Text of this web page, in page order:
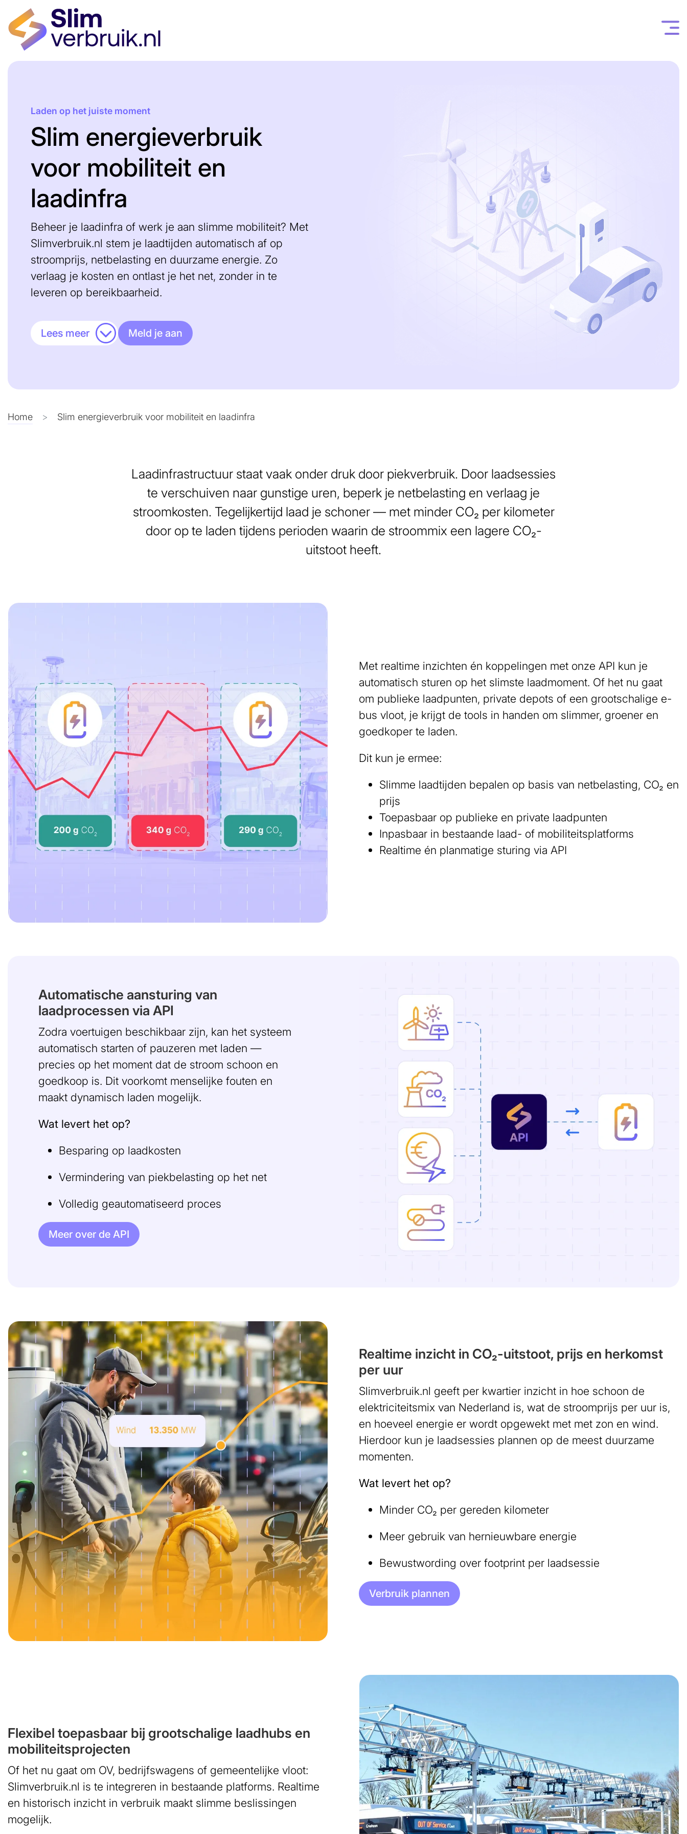
Laden op het juiste moment
Slim energieverbruik
voor mobiliteit en
laadinfra
Beheer je laadinfra of werk je aan slimme mobiliteit? Met
Slimverbruik.nl stem je laadtijden automatisch af op
stroomprijs, netbelasting en duurzame energie. Zo
verlaag je kosten en ontlast je het net, zonder in te
leveren op bereikbaarheid.
Lees meer Meld je aan
Home Slim energieverbruik voor mobiliteit en laadinfra
Laadinfrastructuur staat vaak onder druk door piekverbruik. Door laadsessies
te verschuiven naar gunstige uren, beperk je netbelasting en verlaag je
stroomkosten. Tegelijkertijd laad je schoner — met minder CO₂ per kilometer
door op te laden tijdens perioden waarin de stroommix een lagere CO₂-
uitstoot heeft.
Afbeelding
Met realtime inzichten én koppelingen met onze API kun je
automatisch sturen op het slimste laadmoment. Of het nu gaat
om publieke laadpunten, private depots of een grootschalige e-
bus vloot, je krijgt de tools in handen om slimmer, groener en
goedkoper te laden.
Dit kun je ermee:
Slimme laadtijden bepalen op basis van netbelasting, CO₂ en
prijs
Toepasbaar op publieke en private laadpunten
Inpasbaar in bestaande laad- of mobiliteitsplatforms
Realtime én planmatige sturing via API
Automatische aansturing van
laadprocessen via API
Zodra voertuigen beschikbaar zijn, kan het systeem
automatisch starten of pauzeren met laden —
precies op het moment dat de stroom schoon en
goedkoop is. Dit voorkomt menselijke fouten en
maakt dynamisch laden mogelijk.
Wat levert het op?
Besparing op laadkosten
Vermindering van piekbelasting op het net
Volledig geautomatiseerd proces
Meer over de API
Afbeelding
Realtime inzicht in CO₂-uitstoot, prijs en herkomst
per uur
Slimverbruik.nl geeft per kwartier inzicht in hoe schoon de
elektriciteitsmix van Nederland is, wat de stroomprijs per uur is,
en hoeveel energie er wordt opgewekt met met zon en wind.
Hierdoor kun je laadsessies plannen op de meest duurzame
momenten.
Wat levert het op?
Minder CO₂ per gereden kilometer
Meer gebruik van hernieuwbare energie
Bewustwording over footprint per laadsessie
Verbruik plannen
Flexibel toepasbaar bij grootschalige laadhubs en
mobiliteitsprojecten
Of het nu gaat om OV, bedrijfswagens of gemeentelijke vloot:
Slimverbruik.nl is te integreren in bestaande platforms. Realtime
en historisch inzicht in verbruik maakt slimme beslissingen
mogelijk.
Afbeelding